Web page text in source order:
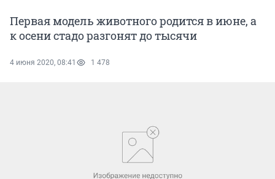
Первая модель животного родится в июне, а
к осени стадо разгонят до тысячи
4 июня 2020, 08:41 1 478